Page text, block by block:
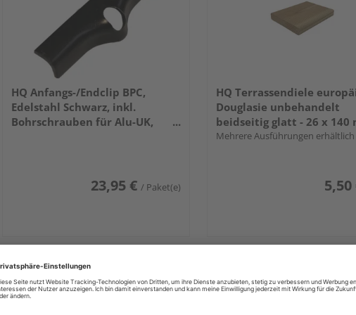
HQ Anfangs-/Endclip BPC,
Edelstahl Schwarz, inkl.
Bohrschrauben für Alu-UK,
23,95 € / Paket(e)
HQ Terrassendiele
Douglasie unbehandelt
beidseitig glatt - 26 x 140
Mehrere Ausführungen erhältlich
5,50